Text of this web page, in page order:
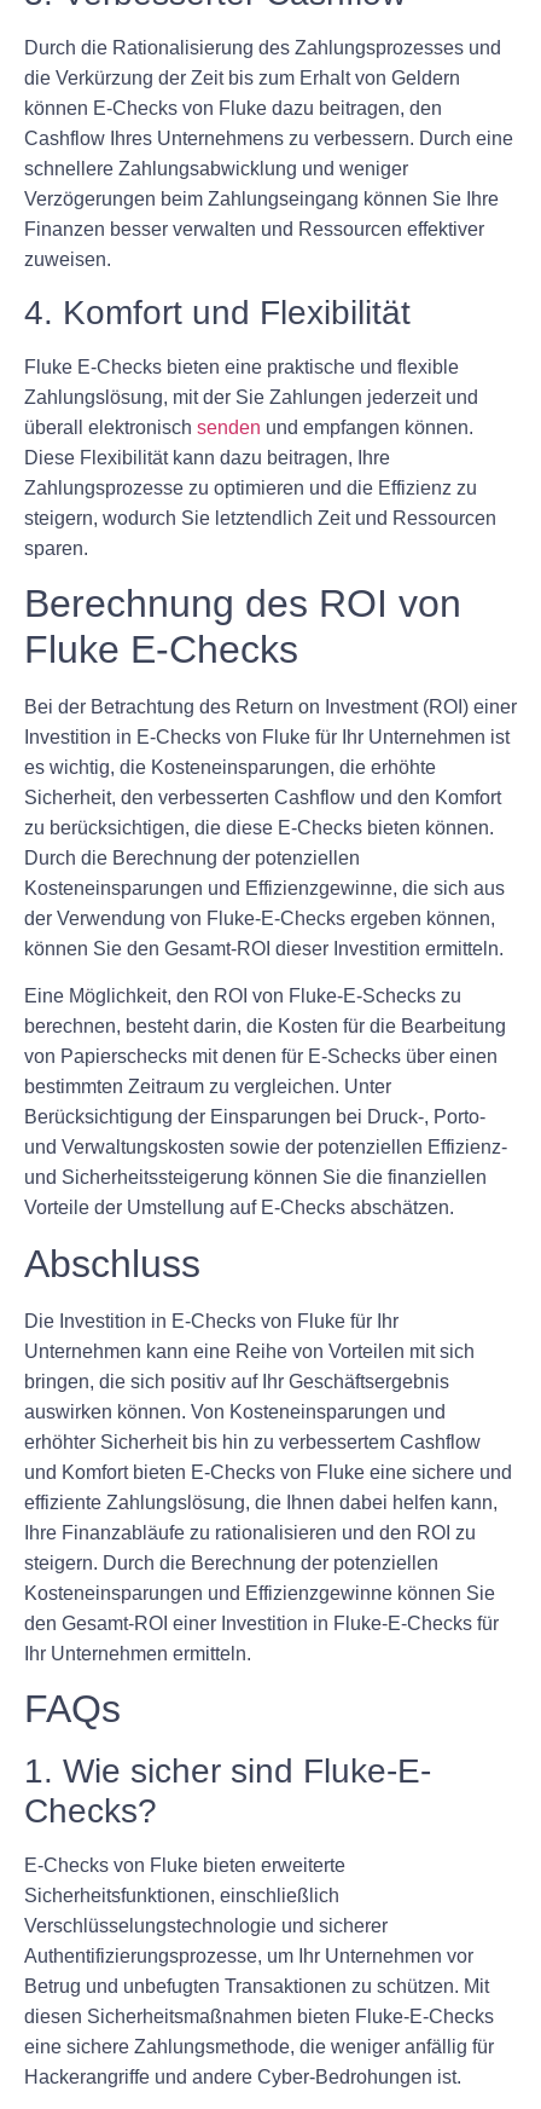
Durch die Rationalisierung des Zahlungsprozesses und
die Verkürzung der Zeit bis zum Erhalt von Geldern
können E-Checks von Fluke dazu beitragen, den
Cashflow Ihres Unternehmens zu verbessern. Durch eine
schnellere Zahlungsabwicklung und weniger
Verzögerungen beim Zahlungseingang können Sie Ihre
Finanzen besser verwalten und Ressourcen effektiver
zuweisen.
4. Komfort und Flexibilität
Fluke E-Checks bieten eine praktische und flexible
Zahlungslösung, mit der Sie Zahlungen jederzeit und
überall elektronisch senden und empfangen können.
Diese Flexibilität kann dazu beitragen, Ihre
Zahlungsprozesse zu optimieren und die Effizienz zu
steigern, wodurch Sie letztendlich Zeit und Ressourcen
sparen.
Berechnung des ROI von
Fluke E-Checks
Bei der Betrachtung des Return on Investment (ROI) einer
Investition in E-Checks von Fluke für Ihr Unternehmen ist
es wichtig, die Kosteneinsparungen, die erhöhte
Sicherheit, den verbesserten Cashflow und den Komfort
zu berücksichtigen, die diese E-Checks bieten können.
Durch die Berechnung der potenziellen
Kosteneinsparungen und Effizienzgewinne, die sich aus
der Verwendung von Fluke-E-Checks ergeben können,
können Sie den Gesamt-ROI dieser Investition ermitteln.
Eine Möglichkeit, den ROI von Fluke-E-Schecks zu
berechnen, besteht darin, die Kosten für die Bearbeitung
von Papierschecks mit denen für E-Schecks über einen
bestimmten Zeitraum zu vergleichen. Unter
Berücksichtigung der Einsparungen bei Druck-, Porto-
und Verwaltungskosten sowie der potenziellen Effizienz-
und Sicherheitssteigerung können Sie die finanziellen
Vorteile der Umstellung auf E-Checks abschätzen.
Abschluss
Die Investition in E-Checks von Fluke für Ihr
Unternehmen kann eine Reihe von Vorteilen mit sich
bringen, die sich positiv auf Ihr Geschäftsergebnis
auswirken können. Von Kosteneinsparungen und
erhöhter Sicherheit bis hin zu verbessertem Cashflow
und Komfort bieten E-Checks von Fluke eine sichere und
effiziente Zahlungslösung, die Ihnen dabei helfen kann,
Ihre Finanzabläufe zu rationalisieren und den ROI zu
steigern. Durch die Berechnung der potenziellen
Kosteneinsparungen und Effizienzgewinne können Sie
den Gesamt-ROI einer Investition in Fluke-E-Checks für
Ihr Unternehmen ermitteln.
FAQs
1. Wie sicher sind Fluke-E-
Checks?
E-Checks von Fluke bieten erweiterte
Sicherheitsfunktionen, einschließlich
Verschlüsselungstechnologie und sicherer
Authentifizierungsprozesse, um Ihr Unternehmen vor
Betrug und unbefugten Transaktionen zu schützen. Mit
diesen Sicherheitsmaßnahmen bieten Fluke-E-Checks
eine sichere Zahlungsmethode, die weniger anfällig für
Hackerangriffe und andere Cyber-Bedrohungen ist.